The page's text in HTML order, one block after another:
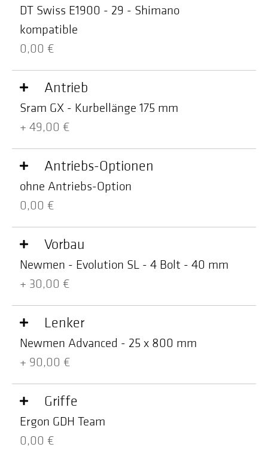
DT Swiss E1900 - 29 - Shimano
kompatible
0,00 €
Antrieb
Sram GX - Kurbellänge 175 mm
+ 49,00 €
Antriebs-Optionen
ohne Antriebs-Option
0,00 €
Vorbau
Newmen - Evolution SL - 4 Bolt - 40 mm
+ 30,00 €
Lenker
Newmen Advanced - 25 x 800 mm
+ 90,00 €
Griffe
Ergon GDH Team
0,00 €